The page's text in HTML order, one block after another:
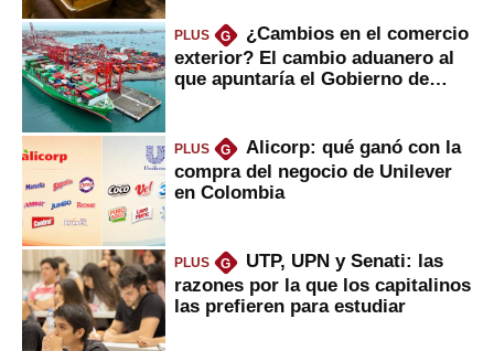
PLUS G
¿Cambios en el comercio
exterior? El cambio aduanero al
que apuntaría el Gobierno de
PLUS G
Alicorp: qué ganó con la
compra del negocio de Unilever
en Colombia
PLUS G
UTP, UPN y Senati: las
razones por la que los capitalinos
las prefieren para estudiar